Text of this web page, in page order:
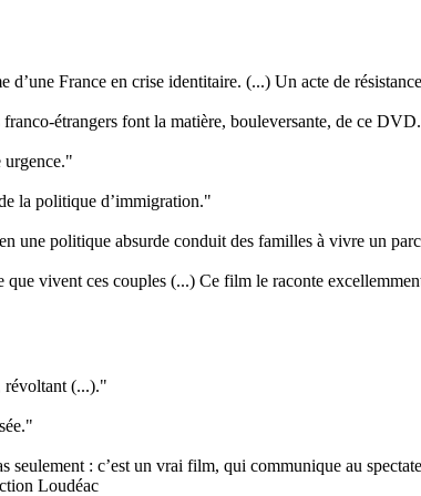
d’une France en crise identitaire. (...) Un acte de
franco-étrangers font la matière, bouleversante, de ce
la politique d’immigration."
une politique absurde conduit des familles à vivre un
que vivent ces couples (...) Ce film le raconte
révoltant (...)."
seulement : c’est un vrai film, qui communique au
Loudéac